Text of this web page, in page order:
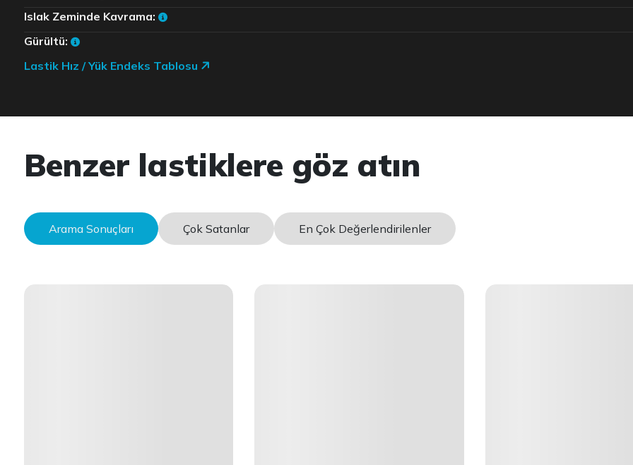
Islak Zeminde Kavrama:
Gürültü:
Lastik Hız / Yük Endeks Tablosu
Benzer lastiklere göz atın
Arama Sonuçları Çok Satanlar En Çok Değerlendirilenler